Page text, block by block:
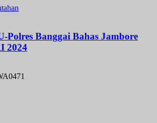
Polres Banggai Bahas Jambore
2024